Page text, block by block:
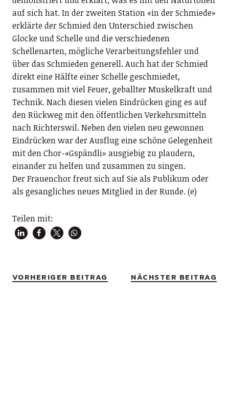
auf sich hat. In der zweiten Station «in der Schmiede»
erklärte der Schmied den Unterschied zwischen
Glocke und Schelle und die verschiedenen
Schellenarten, mögliche Verarbeitungsfehler und
über das Schmieden generell. Auch hat der Schmied
direkt eine Hälfte einer Schelle geschmiedet,
zusammen mit viel Feuer, geballter Muskelkraft und
Technik. Nach diesen vielen Eindrücken ging es auf
den Rückweg mit den öffentlichen Verkehrsmitteln
nach Richterswil. Neben den vielen neu gewonnen
Eindrücken war der Ausflug eine schöne Gelegenheit
mit den Chor-«Gspändli» ausgiebig zu plaudern,
einander zu helfen und zusammen zu singen.
Der Frauenchor freut sich auf Sie als Publikum oder
als gesangliches neues Mitglied in der Runde. (e)
Teilen mit:
VORHERIGER BEITRAG NÄCHSTER BEITRAG